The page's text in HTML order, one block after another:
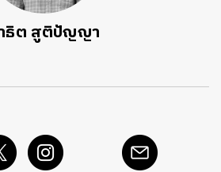
ธิต สูติปัญญา